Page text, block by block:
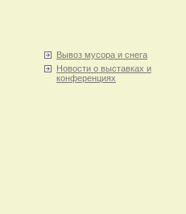
Вывоз мусора и снега
Новости о выставках и
конференциях